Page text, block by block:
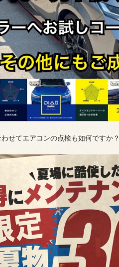
せてエアコンの点検も如何ですか？